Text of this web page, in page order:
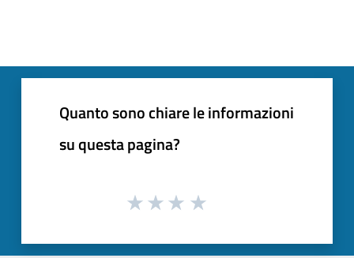
Quanto sono chiare le informazioni
su questa pagina?